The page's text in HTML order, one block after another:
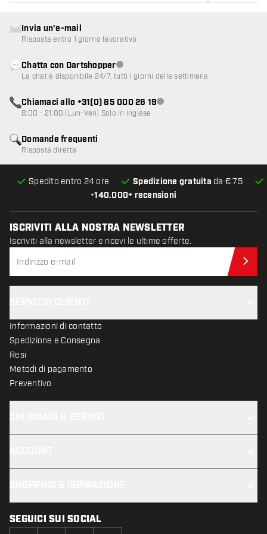
•140.000+ recensioni
Spedito entro 24 ore Spedizione gratuita da € 75
Domande frequenti
Risposta diretta
Invia un'e-mail
Risposta entro 1 giorno lavorativo
Chatta con DartshopperServizio clienti non disponibile
La chat è disponibile 24/7, tutti i giorni della settimana
Chiamaci allo +31(0) 85 000 26 19Servizio clienti non disponibile
8:00 - 21:00 (Lun-Ven) Solo in inglese
ISCRIVITI ALLA NOSTRA NEWSLETTER
Iscriviti alla newsletter e ricevi le ultime offerte.
Informazioni di contatto
Spedizione e Consegna
Resi
Metodi di pagamento
Preventivo
SEGUICI SUI SOCIAL